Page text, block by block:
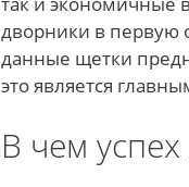
дворники в первую
данные щетки
это является
В чем